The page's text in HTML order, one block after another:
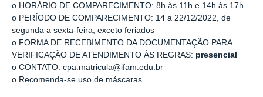
o HORÁRIO DE COMPARECIMENTO: 8h às 11h e 14h às 17h
o PERÍODO DE COMPARECIMENTO: 14 a 22/12/2022, de
segunda a sexta-feira, exceto feriados
o FORMA DE RECEBIMENTO DA DOCUMENTAÇÃO PARA
VERIFICAÇÃO DE ATENDIMENTO ÀS REGRAS: presencial
o CONTATO: cpa.matricula@ifam.edu.br
o Recomenda-se uso de máscaras